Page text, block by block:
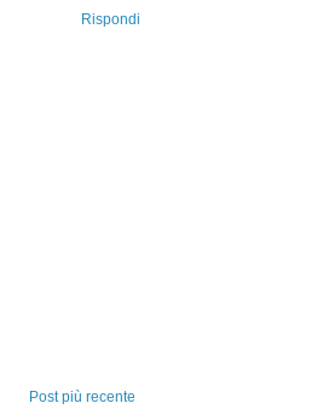
Rispondi
Post più recente